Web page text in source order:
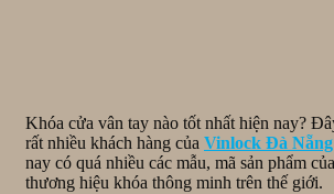
Khóa cửa vân tay nào tốt nhất hiện nay?
rất nhiều khách hàng của Vinlock Đà Nẵng
nay có quá nhiều các mẫu, mã sản phẩm
thương hiệu khóa thông minh trên thế giới.